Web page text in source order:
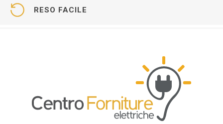
RESO FACILE